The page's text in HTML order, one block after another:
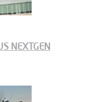
NEXTGEN